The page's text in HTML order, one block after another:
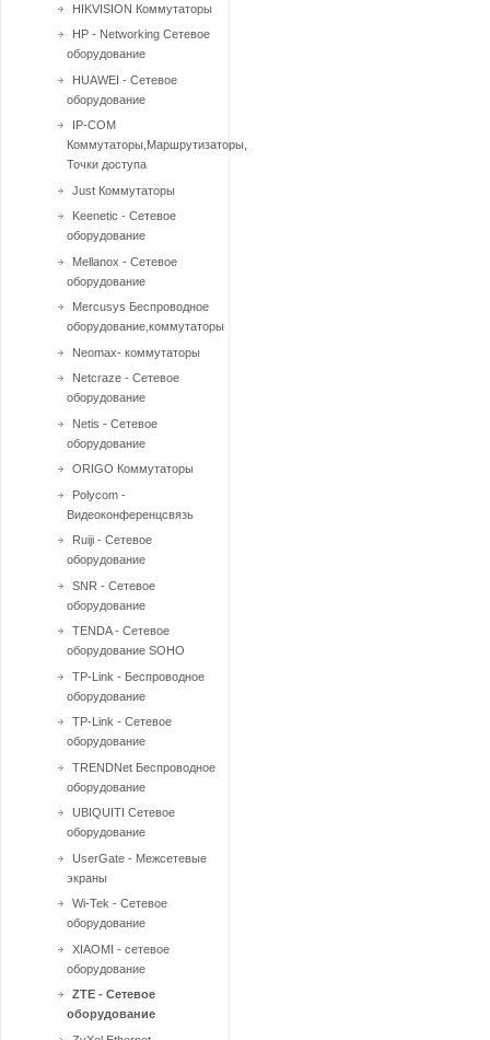
HIKVISION Коммутаторы
HP - Networking Сетевое
оборудование
HUAWEI - Сетевое
оборудование
IP-COM
Коммутаторы,Маршрутизаторы,
Точки доступа
Just Коммутаторы
Keenetic - Сетевое
оборудование
Mellanox - Сетевое
оборудование
Mercusys Беспроводное
оборудование,коммутаторы
Neomax- коммутаторы
Netcraze - Сетевое
оборудование
Netis - Сетевое
оборудование
ORIGO Коммутаторы
Polycom -
Видеоконференцсвязь
Ruiji - Сетевое
оборудование
SNR - Сетевое
оборудование
TENDA - Сетевое
оборудование SOHO
TP-Link - Беспроводное
оборудование
TP-Link - Сетевое
оборудование
TRENDNet Беспроводное
оборудование
UBIQUITI Сетевое
оборудование
UserGate - Межсетевые
экраны
Wi-Tek - Сетевое
оборудование
XIAOMI - сетевое
оборудование
ZTE - Сетевое
оборудование